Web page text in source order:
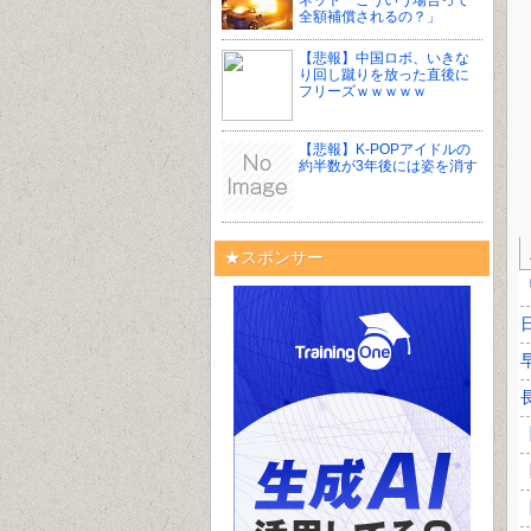
全額補償されるの？」
【悲報】中国ロボ、いきな
り回し蹴りを放った直後に
フリーズｗｗｗｗｗ
【悲報】K-POPアイドルの
約半数が3年後には姿を消す
★スポンサー